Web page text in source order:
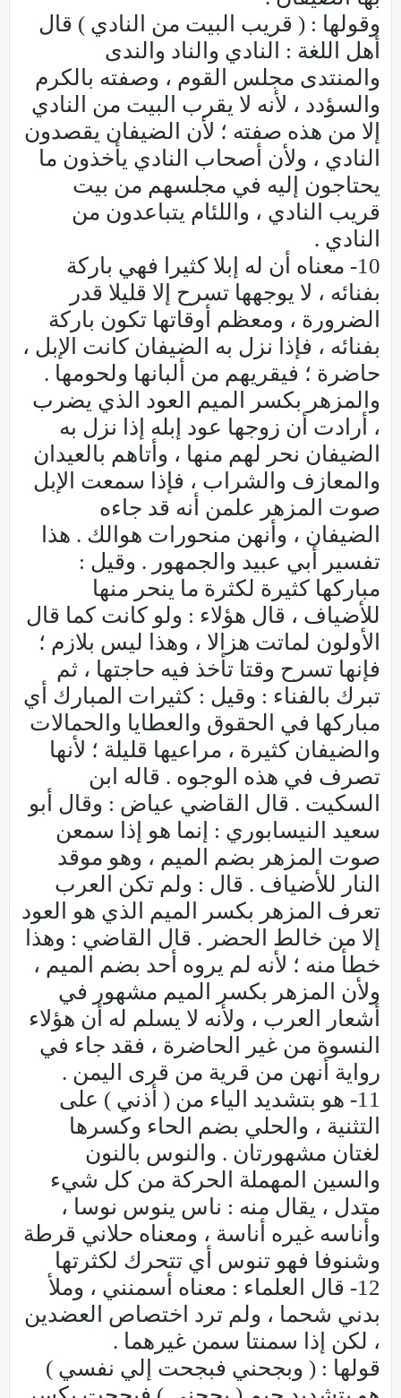
وقولها : ( قريب البيت من النادي ) قال
أهل اللغة : النادي والناد والندى
والمنتدى مجلس القوم ، وصفته بالكرم
والسؤدد ، لأنه لا يقرب البيت من النادي
إلا من هذه صفته ؛ لأن الضيفان يقصدون
النادي ، ولأن أصحاب النادي يأخذون ما
يحتاجون إليه في مجلسهم من بيت
قريب النادي ، واللئام يتباعدون من
النادي .
10- معناه أن له إبلا كثيرا فهي باركة
بفنائه ، لا يوجهها تسرح إلا قليلا قدر
الضرورة ، ومعظم أوقاتها تكون باركة
بفنائه ، فإذا نزل به الضيفان كانت الإبل ،
حاضرة ؛ فيقريهم من ألبانها ولحومها .
والمزهر بكسر الميم العود الذي يضرب
، أرادت أن زوجها عود إبله إذا نزل به
الضيفان نحر لهم منها ، وأتاهم بالعيدان
والمعازف والشراب ، فإذا سمعت الإبل
صوت المزهر علمن أنه قد جاءه
الضيفان ، وأنهن منحورات هوالك . هذا
تفسير أبي عبيد والجمهور . وقيل :
مباركها كثيرة لكثرة ما ينحر منها
للأضياف ، قال هؤلاء : ولو كانت كما قال
الأولون لماتت هزالا ، وهذا ليس بلازم ؛
فإنها تسرح وقتا تأخذ فيه حاجتها ، ثم
تبرك بالفناء : وقيل : كثيرات المبارك أي
مباركها في الحقوق والعطايا والحمالات
والضيفان كثيرة ، مراعيها قليلة ؛ لأنها
تصرف في هذه الوجوه . قاله ابن
السكيت . قال القاضي عياض : وقال أبو
سعيد النيسابوري : إنما هو إذا سمعن
صوت المزهر بضم الميم ، وهو موقد
النار للأضياف . قال : ولم تكن العرب
تعرف المزهر بكسر الميم الذي هو العود
إلا من خالط الحضر . قال القاضي : وهذا
خطأ منه ؛ لأنه لم يروه أحد بضم الميم ،
ولأن المزهر بكسر الميم مشهور في
أشعار العرب ، ولأنه لا يسلم له أن هؤلاء
النسوة من غير الحاضرة ، فقد جاء في
رواية أنهن من قرية من قرى اليمن .
11- هو بتشديد الياء من ( أذني ) على
التثنية ، والحلي بضم الحاء وكسرها
لغتان مشهورتان . والنوس بالنون
والسين المهملة الحركة من كل شيء
متدل ، يقال منه : ناس ينوس نوسا ،
وأناسه غيره أناسة ، ومعناه حلاني قرطة
وشنوفا فهو تنوس أي تتحرك لكثرتها
12- قال العلماء : معناه أسمنني ، وملأ
بدني شحما ، ولم ترد اختصاص العضدين
، لكن إذا سمنتا سمن غيرهما .
قولها : ( وبجحني فبجحت إلي نفسي )